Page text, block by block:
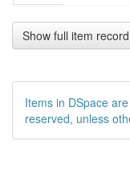
Show full item record
Items in DSpace
reserved, unless